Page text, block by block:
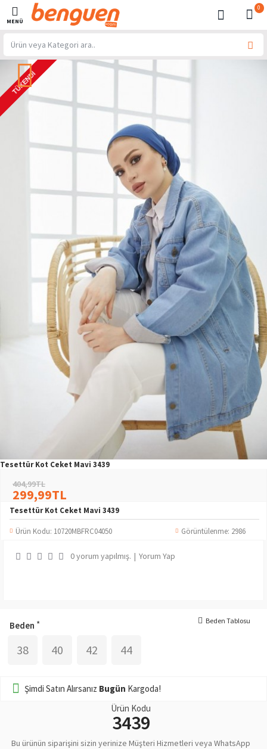
0
TÜKENDI
Tesettür Kot Ceket Mavi 3439
Tesettür Kot Ceket Mavi 3439
Ürün Kodu: 10720MBFRC04050 Görüntülenme: 2986
0 yorum yapılmış. | Yorum Yap
299,99TL
404,99TL
Beden
38 40 42 44
Beden Tablosu
Şimdi Satın Alırsanız Bugün Kargoda!
Ürün Kodu
3439
Bu ürünün siparişini sizin yerinize Müşteri Hizmetleri veya WhatsApp